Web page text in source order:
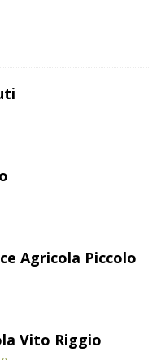
Agricola Piccolo
Vito Riggio